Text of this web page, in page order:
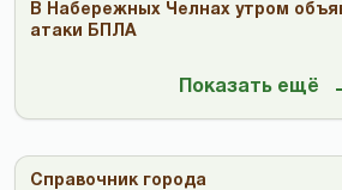
В Набережных Челнах утром
атаки БПЛА
Показать ещё
Справочник города